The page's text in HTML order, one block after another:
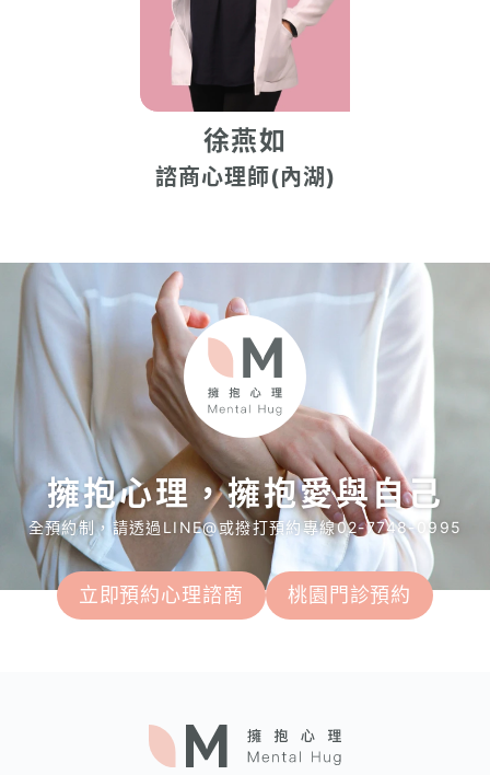
徐燕如
諮商心理師(內湖)
擁抱心理，擁抱愛與自己
全預約制，請透過LINE@或撥打預約專線02-7748-0995
立即預約心理諮商 桃園門診預約